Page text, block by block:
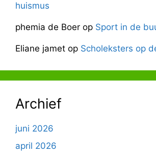
huismus
phemia de Boer op Sport in de
Eliane jamet op Scholeksters op
Archief
juni 2026
april 2026